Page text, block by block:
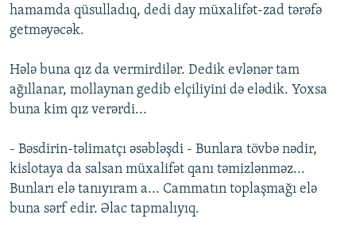
hamamda qüsulladıq, dedi day müxalifət-zad tərəfə
getməyəcək.
Hələ buna qız da vermirdilər. Dedik evlənər tam
ağıllanar, mollaynan gedib elçiliyini də elədik. Yoxsa
buna kim qız verərdi...
- Bəsdirin-təlimatçı əsəbləşdi - Bunlara tövbə nədir,
kislotaya da salsan müxalifət qanı təmizlənməz...
Bunları elə tanıyıram a... Cammatın toplaşmağı elə
buna sərf edir. Əlac tapmalıyıq.